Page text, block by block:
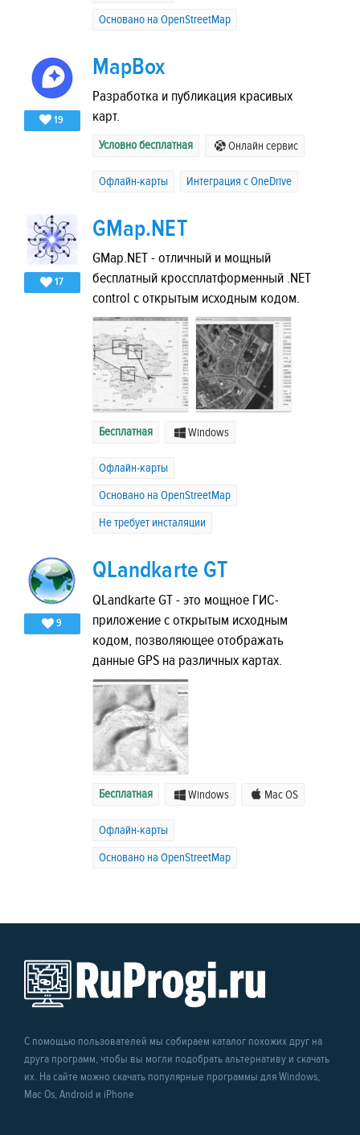
Основано на OpenStreetMap
19
MapBox
Разработка и публикация красивых
карт.
Условно бесплатная Онлайн сервис
Офлайн-карты Интеграция с OneDrive
17
GMap.NET
GMap.NET - отличный и мощный
бесплатный кроссплатформенный .NET
control с открытым исходным кодом.
Бесплатная Windows
Офлайн-карты
Основано на OpenStreetMap
Не требует инсталяции
9
QLandkarte GT
QLandkarte GT - это мощное ГИС-
приложение с открытым исходным
кодом, позволяющее отображать
данные GPS на различных картах.
Бесплатная Windows Mac OS
Офлайн-карты
Основано на OpenStreetMap
С помощью пользователей мы собираем каталог похожих друг на
друга программ, чтобы вы могли подобрать альтернативу и скачать
их. На сайте можно скачать популярные программы для Windows,
Mac Os, Android и iPhone